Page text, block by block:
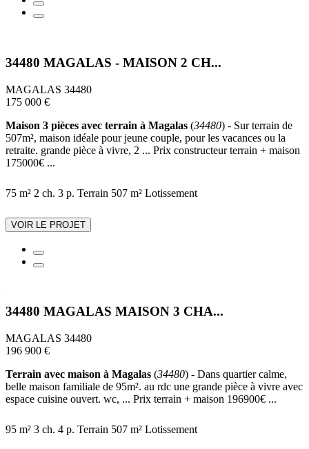
34480 MAGALAS - MAISON 2 CH...
MAGALAS 34480
175 000 €
Maison 3 pièces avec terrain à Magalas (34480) - Sur terrain de
507m², maison idéale pour jeune couple, pour les vacances ou la
retraite. grande pièce à vivre, 2 ... Prix constructeur terrain + maison
175000€ ...
75 m² 2 ch. 3 p. Terrain 507 m² Lotissement
VOIR LE PROJET
34480 MAGALAS MAISON 3 CHA...
MAGALAS 34480
196 900 €
Terrain avec maison à Magalas (34480) - Dans quartier calme,
belle maison familiale de 95m². au rdc une grande pièce à vivre avec
espace cuisine ouvert. wc, ... Prix terrain + maison 196900€ ...
95 m² 3 ch. 4 p. Terrain 507 m² Lotissement